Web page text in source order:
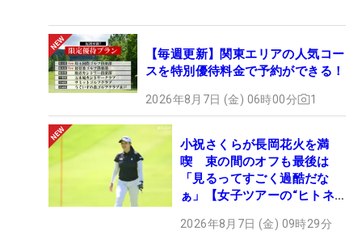
【毎週更新】関東エリアの人気コー
スを特別優待料金で予約ができる！
2026年8月7日 (金) 06時00分 1
小祝さくらが長岡花火を満
喫 束の間のオフも最後は
「見るってすごく過酷だな
ぁ」【女子ツアーの“ヒトネ
2026年8月7日 (金) 09時29分